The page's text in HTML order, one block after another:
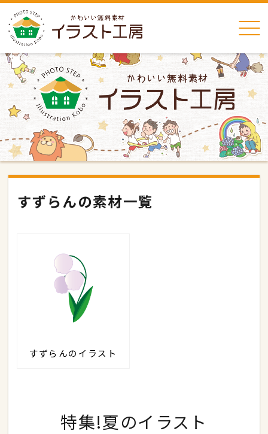
すずらんの素材一覧
すずらんのイラスト
特集!夏のイラスト